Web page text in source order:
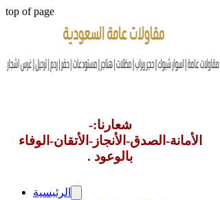
top of page
شعارنا:-
الأمانة-الصدق-الأنجاز-الأتقان-الوفاء
بالوعود .
الرئيسية